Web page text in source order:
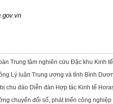
Trung tâm nghiên cứu Đặc khu Kinh
Lý luận Trung ương và tỉnh Bình
chu đáo Diễn đàn Hợp tác Kinh tế
chuyển đổi số, phát triển công